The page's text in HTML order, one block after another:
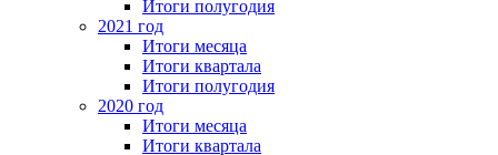
Итоги полугодия
2021 год
Итоги месяца
Итоги квартала
Итоги полугодия
2020 год
Итоги месяца
Итоги квартала